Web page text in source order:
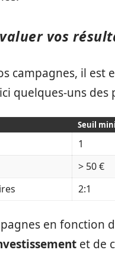
vos
campagnes, il est
quelques-uns
Seuil
1
> 50 €
2:1
en fonction
et de